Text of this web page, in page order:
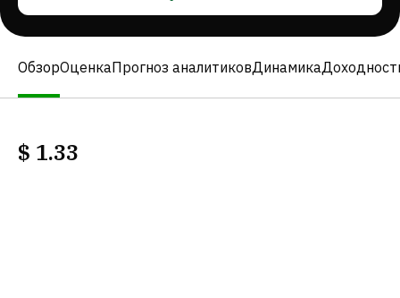
ОбзорОценкаПрогноз аналитиковДинамика
$ 1.33